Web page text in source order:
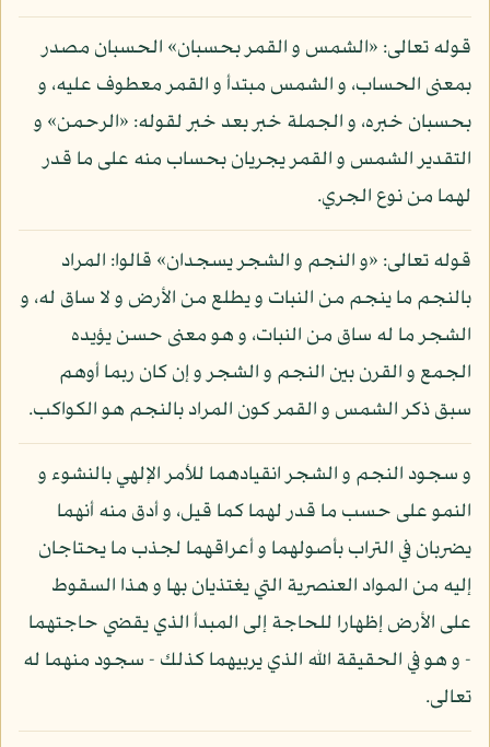
قوله تعالى: «الشمس و القمر بحسبان» الحسبان مصدر
بمعنى الحساب، و الشمس مبتدأ و القمر معطوف عليه، و
بحسبان خبره، و الجملة خبر بعد خبر لقوله: «الرحمن» و
التقدير الشمس و القمر يجريان بحساب منه على ما قدر
لهما من نوع الجري.
قوله تعالى: «و النجم و الشجر يسجدان» قالوا: المراد
بالنجم ما ينجم من النبات و يطلع من الأرض و لا ساق له، و
الشجر ما له ساق من النبات، و هو معنى حسن يؤيده
الجمع و القرن بين النجم و الشجر و إن كان ربما أوهم
سبق ذكر الشمس و القمر كون المراد بالنجم هو الكواكب.
و سجود النجم و الشجر انقيادهما للأمر الإلهي بالنشوء و
النمو على حسب ما قدر لهما كما قيل، و أدق منه أنهما
يضربان في التراب بأصولهما و أعراقهما لجذب ما يحتاجان
إليه من المواد العنصرية التي يغتذيان بها و هذا السقوط
على الأرض إظهارا للحاجة إلى المبدأ الذي يقضي حاجتهما
- و هو في الحقيقة الله الذي يربيهما كذلك - سجود منهما له
تعالى.